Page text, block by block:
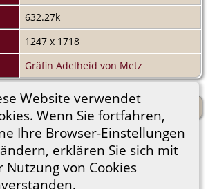
Website verwendet
Wenn Sie fortfahren,
Ihre Browser-Einstellungen
erklären Sie sich mit
Nutzung von Cookies
632.27k
1247 x 1718
Gräfin Adelheid von Metz
20 Vorwärts»